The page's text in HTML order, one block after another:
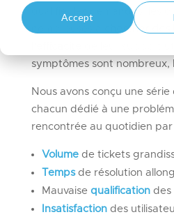
Accept
qualifier les demandes, les
nombreuses à
chercher
symptômes sont nombreux,
Nous avons conçu une
chacun dédié à une
rencontrée au quotidien
Volume de tickets
Temps de résolution
Mauvaise qualification des
Insatisfaction des